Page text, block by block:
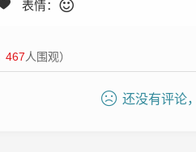
表情：
467人围观）
还没有评论